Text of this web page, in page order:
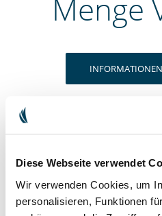
Diese Webseite verwendet
Wir verwenden Cookies, um
personalisieren, Funktionen
Menge
HOBBY,
NEBENJOB
ODER